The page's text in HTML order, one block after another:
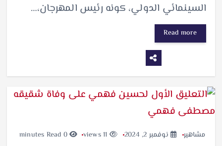
السينمائي الدولي، كونه رئيس المهرجان،…
Read more
مشاهير نوفمبر 2, 2024 0 minutes Read